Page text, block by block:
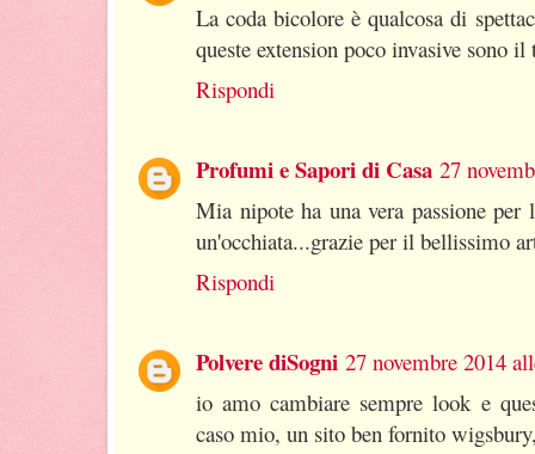
La coda bicolore è qualcosa di
queste extension poco invasive sono
Rispondi
Profumi e Sapori di Casa 27
Mia nipote ha una vera passione per
un'occhiata...grazie per il bellissimo
Rispondi
Polvere diSogni 27 novembre 2014
io amo cambiare sempre look e
caso mio, un sito ben fornito